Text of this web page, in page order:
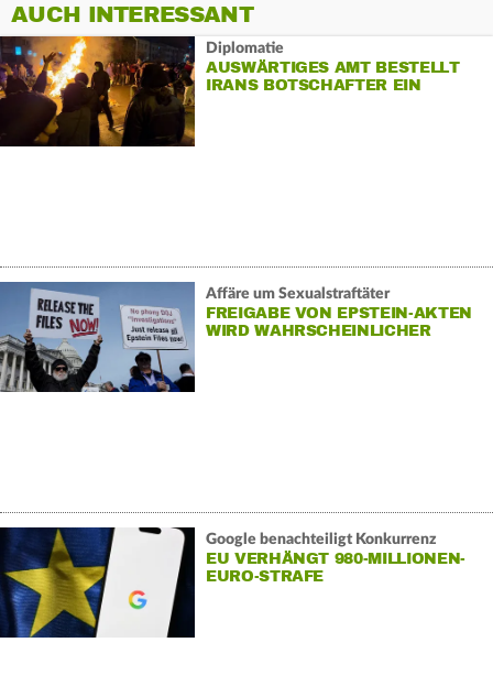
AUCH INTERESSANT
Diplomatie
AUSWÄRTIGES AMT BESTELLT
IRANS BOTSCHAFTER EIN
Affäre um Sexualstraftäter
FREIGABE VON EPSTEIN-AKTEN
WIRD WAHRSCHEINLICHER
Google benachteiligt Konkurrenz
EU VERHÄNGT 980-MILLIONEN-
EURO-STRAFE